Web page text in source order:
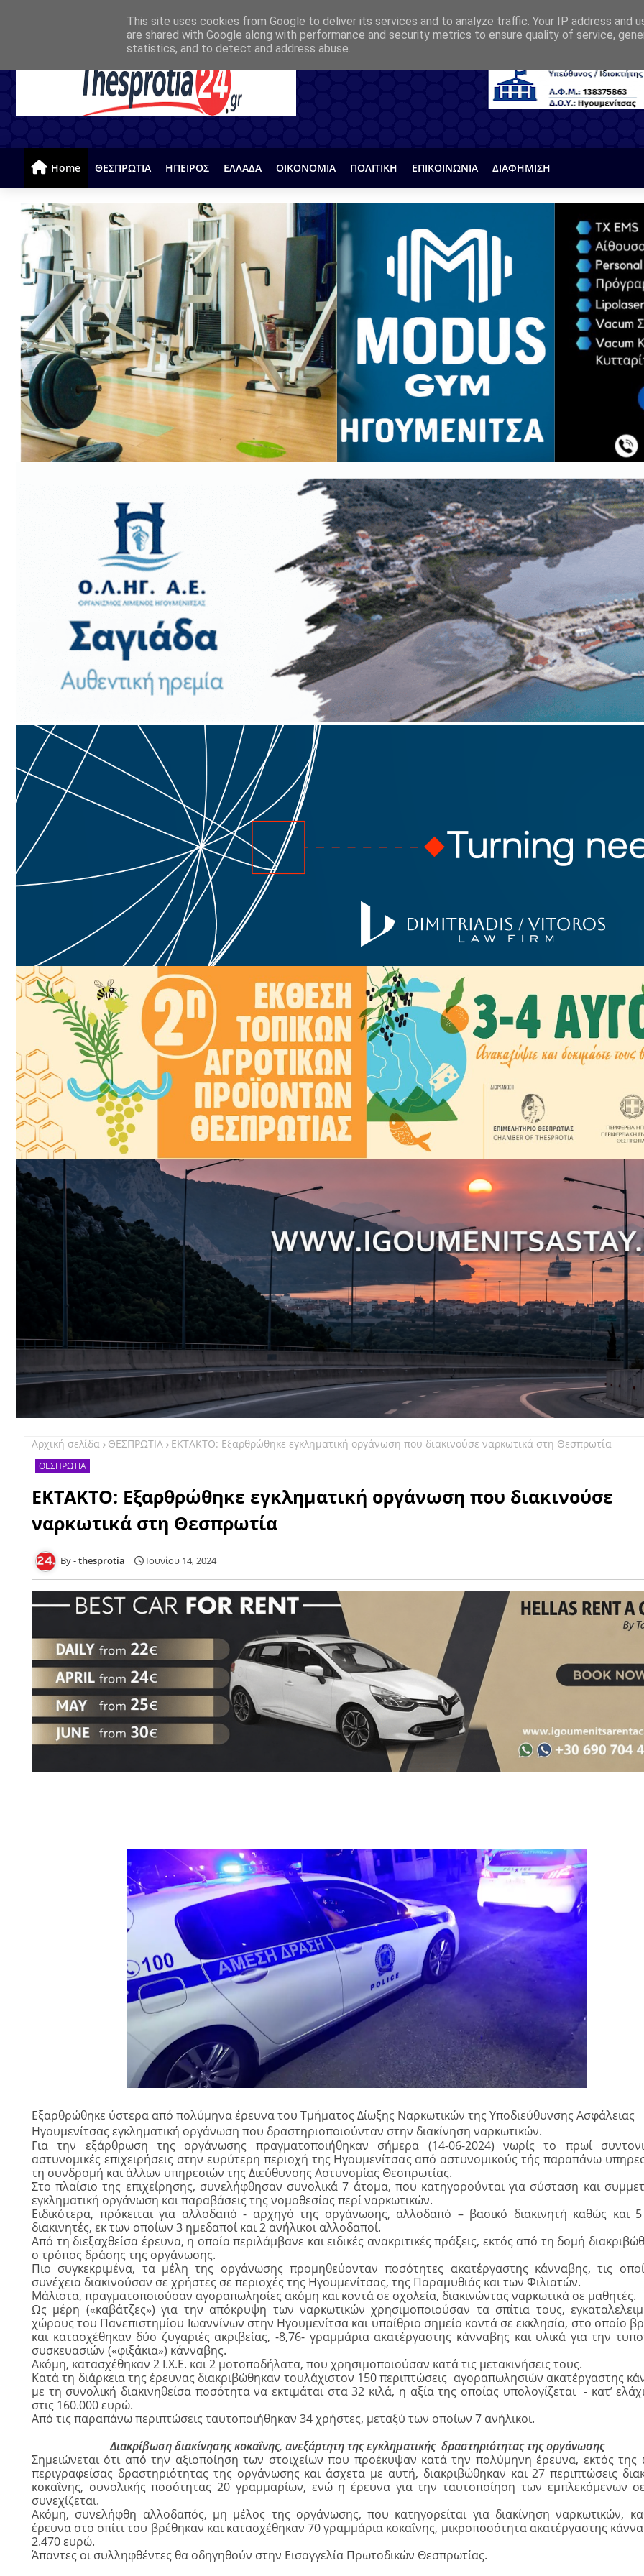
Home ΘΕΣΠΡΩΤΙΑ ΗΠΕΙΡΟΣ ΕΛΛΑΔΑ ΟΙΚΟΝΟΜΙΑ ΠΟΛΙΤΙΚΗ ΕΠΙΚΟΙΝΩΝΙΑ ΔΙΑΦΗΜΙΣΗ
Αρχική σελίδα ΘΕΣΠΡΩΤΙΑ ΕΚΤΑΚΤΟ: Εξαρθρώθηκε εγκληματική οργάνωση που διακινούσε ναρκωτικά στη Θεσπρωτία
ΘΕΣΠΡΩΤΙΑ
ΕΚΤΑΚΤΟ: Εξαρθρώθηκε εγκληματική οργάνωση που διακινούσε
ναρκωτικά στη Θεσπρωτία
thesprotia Ιουνίου 14, 2024
Εξαρθρώθηκε ύστερα από πολύμηνα έρευνα του Τμήματος Δίωξης Ναρκωτικών της Υποδιεύθυνσης Ασφάλειας
Ηγουμενίτσας εγκληματική οργάνωση που δραστηριοποιούνταν στην διακίνηση ναρκωτικών.
Για την εξάρθρωση της οργάνωσης πραγματοποιήθηκαν σήμερα (14-06-2024) νωρίς το πρωί
αστυνομικές επιχειρήσεις στην ευρύτερη περιοχή της Ηγουμενίτσας από αστυνομικούς τής παραπάνω
τη συνδρομή και άλλων υπηρεσιών της Διεύθυνσης Αστυνομίας Θεσπρωτίας.
Στο πλαίσιο της επιχείρησης, συνελήφθησαν συνολικά 7 άτομα, που κατηγορούνται για σύσταση και
εγκληματική οργάνωση και παραβάσεις της νομοθεσίας περί ναρκωτικών.
Ειδικότερα, πρόκειται για αλλοδαπό - αρχηγό της οργάνωσης, αλλοδαπό – βασικό διακινητή καθώς και
διακινητές, εκ των οποίων 3 ημεδαποί και 2 ανήλικοι αλλοδαποί.
Από τη διεξαχθείσα έρευνα, η οποία περιλάμβανε και ειδικές ανακριτικές πράξεις, εκτός από τη δομή
ο τρόπος δράσης της οργάνωσης.
Πιο συγκεκριμένα, τα μέλη της οργάνωσης προμηθεύονταν ποσότητες ακατέργαστης κάνναβης, τις
συνέχεια διακινούσαν σε χρήστες σε περιοχές της Ηγουμενίτσας, της Παραμυθιάς και των Φιλιατών.
Μάλιστα, πραγματοποιούσαν αγοραπωλησίες ακόμη και κοντά σε σχολεία, διακινώντας ναρκωτικά σε μαθητές.
Ως μέρη («καβάτζες») για την απόκρυψη των ναρκωτικών χρησιμοποιούσαν τα σπίτια τους,
χώρους του Πανεπιστημίου Ιωαννίνων στην Ηγουμενίτσα και υπαίθριο σημείο κοντά σε εκκλησία, στο οποίο
και κατασχέθηκαν δύο ζυγαριές ακριβείας, -8,76- γραμμάρια ακατέργαστης κάνναβης και υλικά για την
συσκευασιών («φιξάκια») κάνναβης.
Ακόμη, κατασχέθηκαν 2 Ι.Χ.Ε. και 2 μοτοποδήλατα, που χρησιμοποιούσαν κατά τις μετακινήσεις τους.
Κατά τη διάρκεια της έρευνας διακριβώθηκαν τουλάχιστον 150 περιπτώσεις αγοραπωλησιών ακατέργαστης
με τη συνολική διακινηθείσα ποσότητα να εκτιμάται στα 32 κιλά, η αξία της οποίας υπολογίζεται - κατ’
στις 160.000 ευρώ.
Από τις παραπάνω περιπτώσεις ταυτοποιήθηκαν 34 χρήστες, μεταξύ των οποίων 7 ανήλικοι.
Διακρίβωση διακίνησης κοκαΐνης, ανεξάρτητη της εγκληματικής δραστηριότητας της οργάνωσης
Σημειώνεται ότι από την αξιοποίηση των στοιχείων που προέκυψαν κατά την πολύμηνη έρευνα, εκτός
περιγραφείσας δραστηριότητας της οργάνωσης και άσχετα με αυτή, διακριβώθηκαν και 27 περιπτώσεις
κοκαΐνης, συνολικής ποσότητας 20 γραμμαρίων, ενώ η έρευνα για την ταυτοποίηση των εμπλεκόμενων
συνεχίζεται.
Ακόμη, συνελήφθη αλλοδαπός, μη μέλος της οργάνωσης, που κατηγορείται για διακίνηση ναρκωτικών,
έρευνα στο σπίτι του βρέθηκαν και κατασχέθηκαν 70 γραμμάρια κοκαΐνης, μικροποσότητα ακατέργαστης
2.470 ευρώ.
Άπαντες οι συλληφθέντες θα οδηγηθούν στην Εισαγγελία Πρωτοδικών Θεσπρωτίας.
This site uses cookies from Google to deliver its services and to analyze traffic. Your IP address and
are shared with Google along with performance and security metrics to ensure quality of service,
statistics, and to detect and address abuse.